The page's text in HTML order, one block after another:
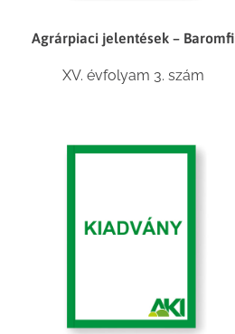
Agrárpiaci jelentések – Baromfi
XV. évfolyam 3. szám